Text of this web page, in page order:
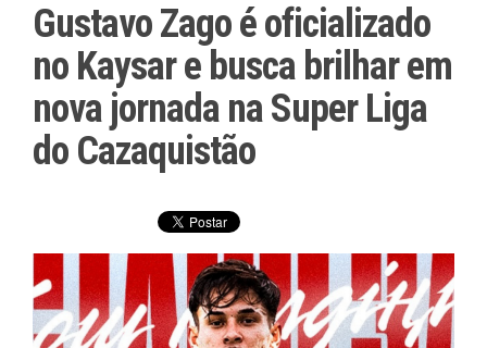
Gustavo Zago é oficializado
no Kaysar e busca brilhar em
nova jornada na Super Liga
do Cazaquistão